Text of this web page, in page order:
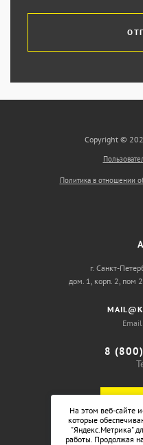
Copyright ©
Политика в отношении
г. Санкт-
дом. 1, корп. 2, пом
8
На этом веб-сайте
которые
"Яндекс.Метрика"
работы. Продолжая